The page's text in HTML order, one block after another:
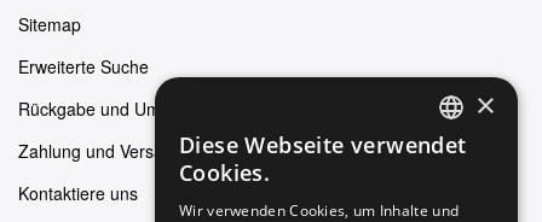
Sitemap
Erweiterte Suche
Rückgabe und Umtausch
Zahlung und Versand
Kontaktiere uns
ENGLISH
×
Diese Webseite verwendet
Cookies.
Wir verwenden Cookies, um Inhalte und